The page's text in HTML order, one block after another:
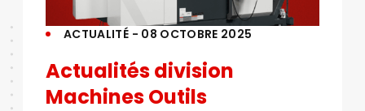
ACTUALITÉ - 08 OCTOBRE 2025
Actualités division
Machines Outils